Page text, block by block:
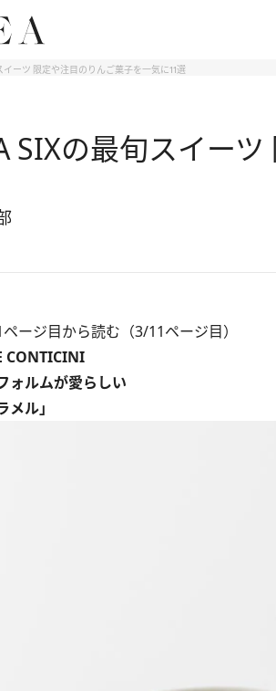
ーツ 限定や注目のりんご菓子を一気に11選
SIXの最旬スイー
ージ目から読む（3/11ページ目）
CONTICINI
ォルムが愛らしい
メル」